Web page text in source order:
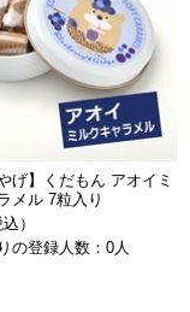
げ】くだもん アオイミ
メル 7粒入り
）
の登録人数：0人